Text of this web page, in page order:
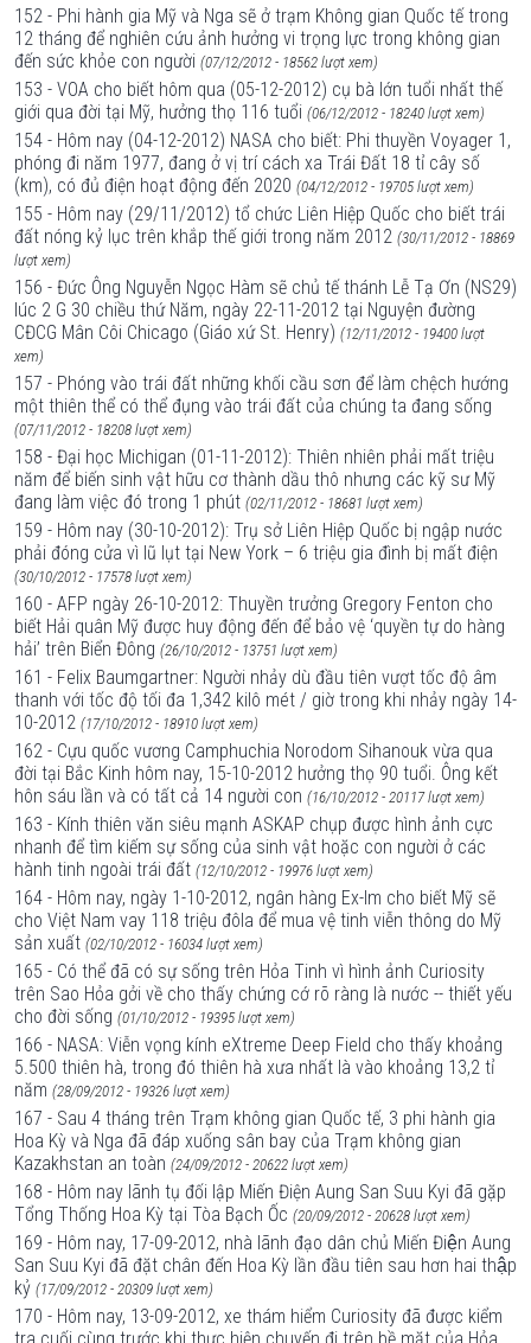
152 - Phi hành gia Mỹ và Nga sẽ ở trạm Không gian Quốc tế trong
12 tháng để nghiên cứu ảnh hưởng vi trọng lực trong không gian
đến sức khỏe con người (07/12/2012 - 18562 lượt xem)
153 - VOA cho biết hôm qua (05-12-2012) cụ bà lớn tuổi nhất thế
giới qua đời tại Mỹ, hưởng thọ 116 tuổi (06/12/2012 - 18240 lượt xem)
154 - Hôm nay (04-12-2012) NASA cho biết: Phi thuyền Voyager 1,
phóng đi năm 1977, đang ở vị trí cách xa Trái Đất 18 tỉ cây số
(km), có đủ điện hoạt động đến 2020 (04/12/2012 - 19705 lượt xem)
155 - Hôm nay (29/11/2012) tổ chức Liên Hiệp Quốc cho biết trái
đất nóng kỷ lục trên khắp thế giới trong năm 2012 (30/11/2012 - 18869
lượt xem)
156 - Đức Ông Nguyễn Ngọc Hàm sẽ chủ tế thánh Lễ Tạ Ơn (NS29)
lúc 2 G 30 chiều thứ Năm, ngày 22-11-2012 tại Nguyện đường
CĐCG Mân Côi Chicago (Giáo xứ St. Henry) (12/11/2012 - 19400 lượt
xem)
157 - Phóng vào trái đất những khối cầu sơn để làm chệch hướng
một thiên thể có thể đụng vào trái đất của chúng ta đang sống
(07/11/2012 - 18208 lượt xem)
158 - Đại học Michigan (01-11-2012): Thiên nhiên phải mất triệu
năm để biến sinh vật hữu cơ thành dầu thô nhưng các kỹ sư Mỹ
đang làm việc đó trong 1 phút (02/11/2012 - 18681 lượt xem)
159 - Hôm nay (30-10-2012): Trụ sở Liên Hiệp Quốc bị ngập nước
phải đóng cửa vì lũ lụt tại New York – 6 triệu gia đình bị mất điện
(30/10/2012 - 17578 lượt xem)
160 - AFP ngày 26-10-2012: Thuyền trưởng Gregory Fenton cho
biết Hải quân Mỹ được huy động đến để bảo vệ ‘quyền tự do hàng
hải’ trên Biển Đông (26/10/2012 - 13751 lượt xem)
161 - Felix Baumgartner: Người nhảy dù đầu tiên vượt tốc độ âm
thanh với tốc độ tối đa 1,342 kilô mét / giờ trong khi nhảy ngày 14-
10-2012 (17/10/2012 - 18910 lượt xem)
162 - Cựu quốc vương Camphuchia Norodom Sihanouk vừa qua
đời tại Bắc Kinh hôm nay, 15-10-2012 hưởng thọ 90 tuổi. Ông kết
hôn sáu lần và có tất cả 14 người con (16/10/2012 - 20117 lượt xem)
163 - Kính thiên văn siêu mạnh ASKAP chụp được hình ảnh cực
nhanh để tìm kiếm sự sống của sinh vật hoặc con người ở các
hành tinh ngoài trái đất (12/10/2012 - 19976 lượt xem)
164 - Hôm nay, ngày 1-10-2012, ngân hàng Ex-Im cho biết Mỹ sẽ
cho Việt Nam vay 118 triệu đôla để mua vệ tinh viễn thông do Mỹ
sản xuất (02/10/2012 - 16034 lượt xem)
165 - Có thể đã có sự sống trên Hỏa Tinh vì hình ảnh Curiosity
trên Sao Hỏa gởi về cho thấy chứng cớ rõ ràng là nước -- thiết yếu
cho đời sống (01/10/2012 - 19395 lượt xem)
166 - NASA: Viễn vọng kính eXtreme Deep Field cho thấy khoảng
5.500 thiên hà, trong đó thiên hà xưa nhất là vào khoảng 13,2 tỉ
năm (28/09/2012 - 19326 lượt xem)
167 - Sau 4 tháng trên Trạm không gian Quốc tế, 3 phi hành gia
Hoa Kỳ và Nga đã đáp xuống sân bay của Trạm không gian
Kazakhstan an toàn (24/09/2012 - 20622 lượt xem)
168 - Hôm nay lãnh tụ đối lập Miến Điện Aung San Suu Kyi đã gặp
Tổng Thống Hoa Kỳ tại Tòa Bạch Ốc (20/09/2012 - 20628 lượt xem)
169 - Hôm nay, 17-09-2012, nhà lãnh đạo dân chủ Miến Điện Aung
San Suu Kyi đã đặt chân đến Hoa Kỳ lần đầu tiên sau hơn hai thập
kỷ (17/09/2012 - 20309 lượt xem)
170 - Hôm nay, 13-09-2012, xe thám hiểm Curiosity đã được kiểm